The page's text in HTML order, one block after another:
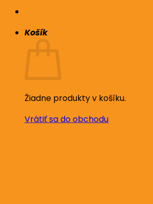
Košík
Žiadne produkty v košíku.
Vrátiť sa do obchodu